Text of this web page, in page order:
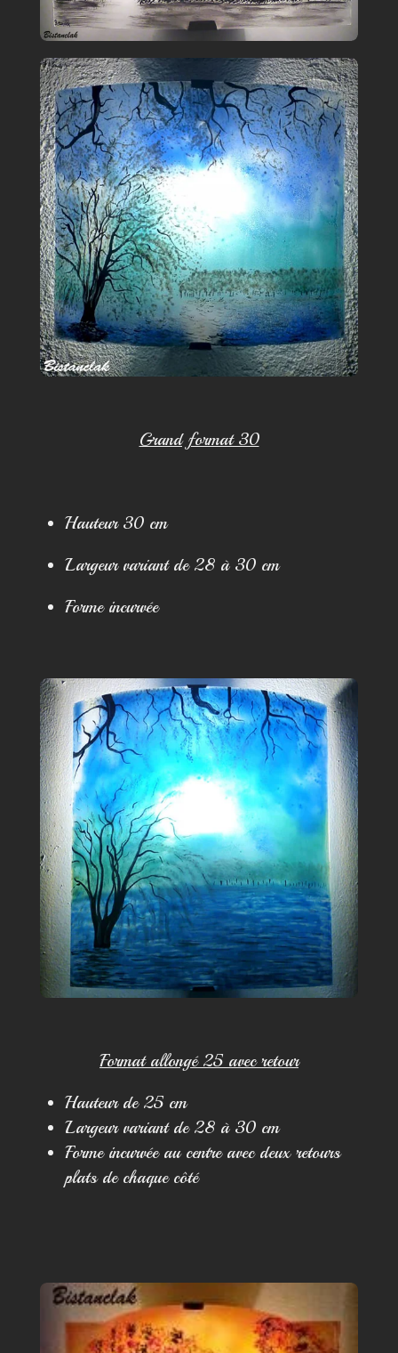
Grand format 30
Hauteur 30 cm
Largeur variant de 28 à 30 cm
Forme incurvée
Format allongé 25 avec retour
Hauteur de 25 cm
Largeur variant de 28 à 30 cm
Forme incurvée au centre avec deux retours
plats de chaque côté